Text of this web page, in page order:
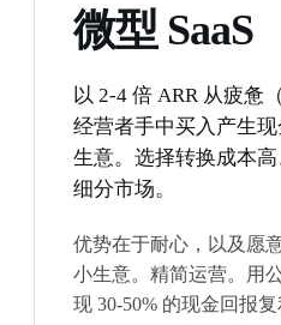
微型 SaaS
以 2-4 倍 ARR 从疲惫
经营者手中买入产生
生意。选择转换成本
细分市场。
优势在于耐心，以及愿
小生意。精简运营。用
现 30-50% 的现金回报复